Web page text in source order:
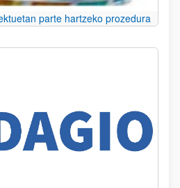
parte hartzeko prozedura